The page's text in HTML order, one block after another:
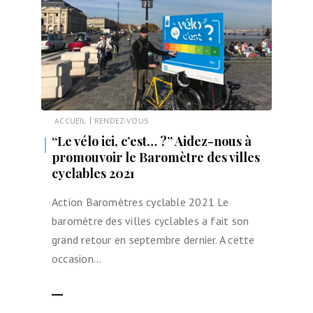
ACCUEIL | RENDEZ-VOUS
“Le vélo ici, c’est… ?” Aidez-nous à
promouvoir le Baromètre des villes
cyclables 2021
Action Baromètres cyclable 2021 Le
baromètre des villes cyclables a fait son
grand retour en septembre dernier. A cette
occasion…